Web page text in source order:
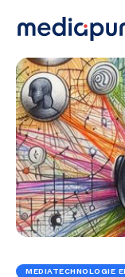
MEDIATECHNOLOGIE